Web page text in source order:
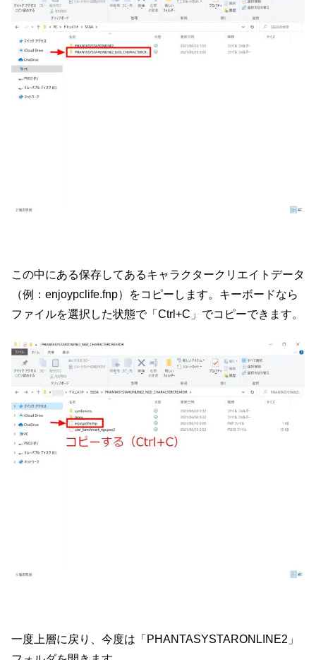
この中にある保存してあるキャラクタークリエイトデータ
（例：enjoypclife.fnp）をコピーします。キーボードなら
ファイルを選択した状態で「Ctrl+C」でコピーできます。
一度上層に戻り、今度は「PHANTASYSTARONLINE2」